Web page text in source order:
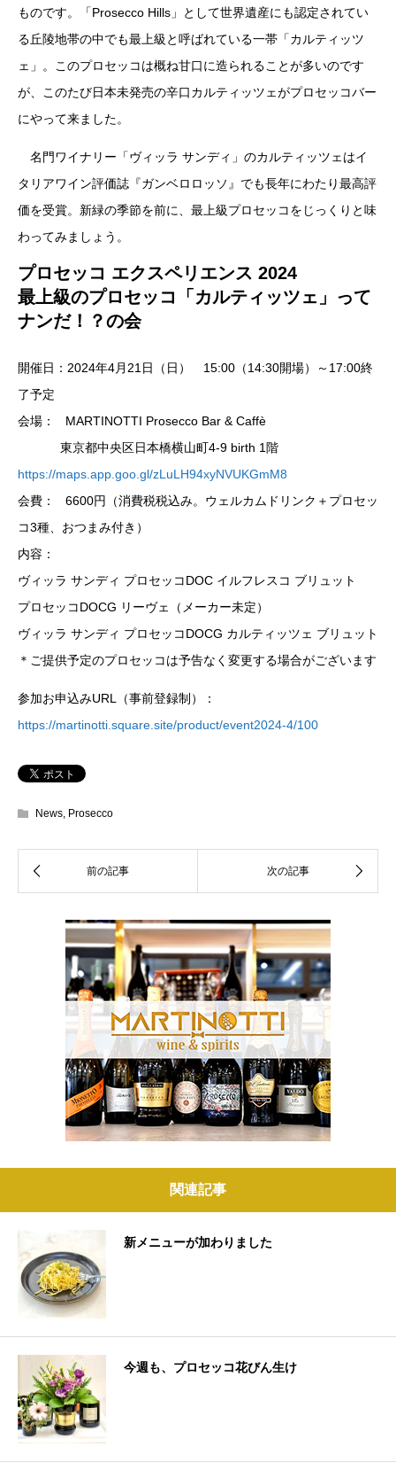
ものです。「Prosecco Hills」として世界遺産にも認定されてい
る丘陵地帯の中でも最上級と呼ばれている一帯「カルティッツ
ェ」。このプロセッコは概ね甘口に造られることが多いのです
が、このたび日本未発売の辛口カルティッツェがプロセッコバー
にやって来ました。
名門ワイナリー「ヴィッラ サンディ」のカルティッツェはイ
タリアワイン評価誌『ガンベロロッソ』でも長年にわたり最高評
価を受賞。新緑の季節を前に、最上級プロセッコをじっくりと味
わってみましょう。
プロセッコ エクスペリエンス 2024
最上級のプロセッコ「カルティッツェ」って
ナンだ！？の会
開催日：2024年4月21日（日） 15:00（14:30開場）～17:00終
了予定
会場： MARTINOTTI Prosecco Bar & Caffè
東京都中央区日本橋横山町4-9 birth 1階
https://maps.app.goo.gl/zLuLH94xyNVUKGmM8
会費： 6600円（消費税税込み。ウェルカムドリンク＋プロセッ
コ3種、おつまみ付き）
内容：
ヴィッラ サンディ プロセッコDOC イルフレスコ ブリュット
プロセッコDOCG リーヴェ（メーカー未定）
ヴィッラ サンディ プロセッコDOCG カルティッツェ ブリュット
＊ご提供予定のプロセッコは予告なく変更する場合がございます
参加お申込みURL（事前登録制）：
https://martinotti.square.site/product/event2024-4/100
News, Prosecco
関連記事
新メニューが加わりました
今週も、プロセッコ花びん生け